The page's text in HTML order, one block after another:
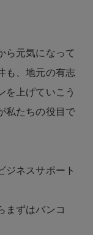
ら元気になって
も、地元の有志
を上げていこう
私たちの役目で
ジネスサポート
まずはバンコ